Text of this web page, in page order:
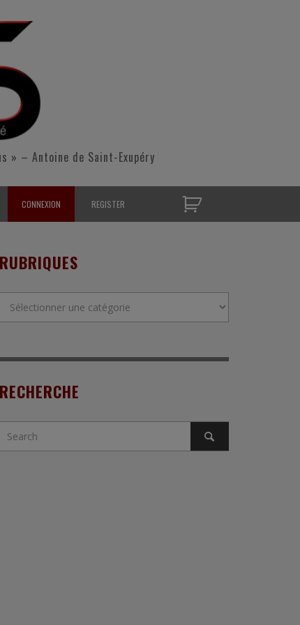
» – Antoine de Saint-Exupéry
CONNEXION REGISTER
RUBRIQUES
RECHERCHE